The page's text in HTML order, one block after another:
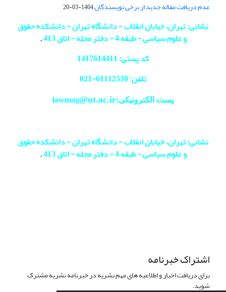
عدم دریافت مقاله جدید از برخی نویسندگان1404-03-20
نشانی: تهران، خیابان انقلاب - دانشگاه تهران - دانشکده حقوق
و علوم سیاسی - طبقه 4 - دفتر مجله - اتاق 413
.
کد پستی: 1417614411
تلفن: 61112530-
021
پست الکترونیکی:lawmag@ut.ac.ir
نشانی: تهران، خیابان انقلاب - دانشگاه تهران - دانشکده حقوق
و علوم سیاسی - طبقه 4 - دفتر مجله - اتاق 413
.
اشتراک خبرنامه
برای دریافت اخبار و اطلاعیه های مهم نشریه در خبرنامه نشریه مشترک
شوید.